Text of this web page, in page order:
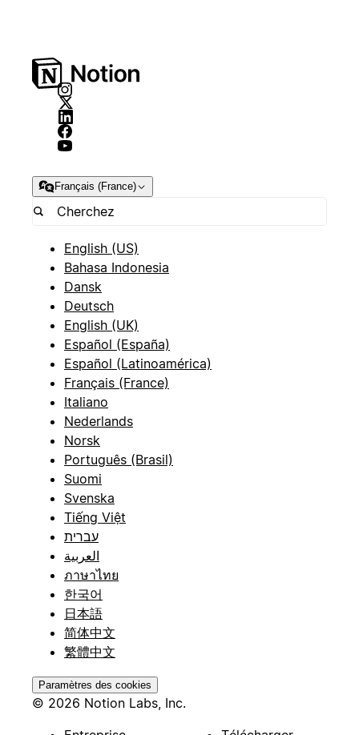
Français (France)
English (US)
Bahasa Indonesia
Dansk
Deutsch
English (UK)
Español (España)
Español (Latinoamérica)
Français (France)
Italiano
Nederlands
Norsk
Português (Brasil)
Suomi
Svenska
Tiếng Việt
עברית
العربية
ภาษาไทย
한국어
日本語
简体中文
繁體中文
Paramètres des cookies
© 2026 Notion Labs, Inc.